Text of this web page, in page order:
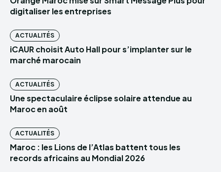
digitaliser les entreprises
ACTUALITÉS
iCAUR choisit Auto Hall pour s’implanter sur le
marché marocain
ACTUALITÉS
Une spectaculaire éclipse solaire attendue au
Maroc en août
ACTUALITÉS
Maroc : les Lions de l’Atlas battent tous les
records africains au Mondial 2026